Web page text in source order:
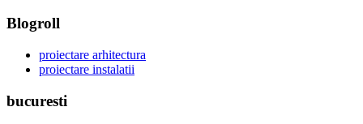
Blogroll
proiectare arhitectura
proiectare instalatii
bucuresti